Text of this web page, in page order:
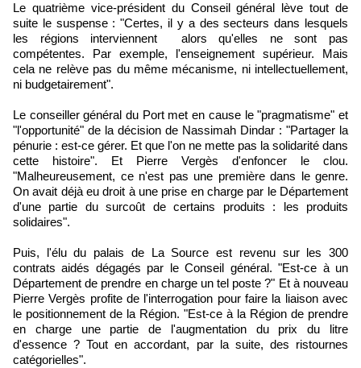
Le quatrième vice-président du Conseil général lève tout de
suite le suspense : "Certes, il y a des secteurs dans lesquels
les régions interviennent alors qu'elles ne sont pas
compétentes. Par exemple, l'enseignement supérieur. Mais
cela ne relève pas du même mécanisme, ni intellectuellement,
ni budgetairement".
Le conseiller général du Port met en cause le "pragmatisme" et
"l'opportunité" de la décision de Nassimah Dindar : "Partager la
pénurie : est-ce gérer. Et que l'on ne mette pas la solidarité dans
cette histoire". Et Pierre Vergès d'enfoncer le clou.
"Malheureusement, ce n'est pas une première dans le genre.
On avait déjà eu droit à une prise en charge par le Département
d'une partie du surcoût de certains produits : les produits
solidaires".
Puis, l'élu du palais de La Source est revenu sur les 300
contrats aidés dégagés par le Conseil général. "Est-ce à un
Département de prendre en charge un tel poste ?" Et à nouveau
Pierre Vergès profite de l'interrogation pour faire la liaison avec
le positionnement de la Région. "Est-ce à la Région de prendre
en charge une partie de l'augmentation du prix du litre
d'essence ? Tout en accordant, par la suite, des ristournes
catégorielles".